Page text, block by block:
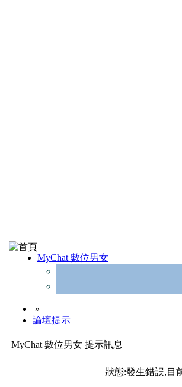
MyChat 數位男女
»
論壇提示
MyChat 數位男女 提示訊息
狀態:發生錯誤,目